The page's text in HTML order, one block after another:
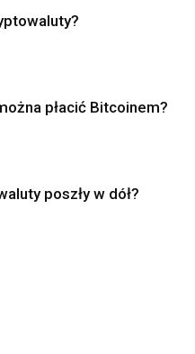
płacić Bitcoinem?
poszły w dół?